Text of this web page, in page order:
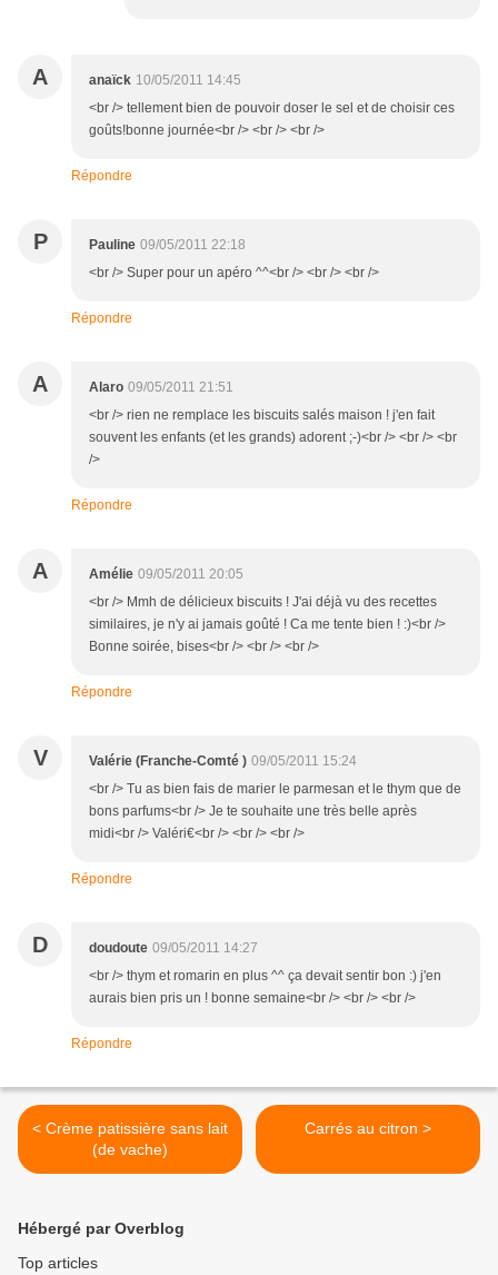
A anaïck 10/05/2011 14:45
<br /> tellement bien de pouvoir doser le sel et de choisir ces
goûts!bonne journée<br /> <br /> <br />
Répondre
P Pauline 09/05/2011 22:18
<br /> Super pour un apéro ^^<br /> <br /> <br />
Répondre
A Alaro 09/05/2011 21:51
<br /> rien ne remplace les biscuits salés maison ! j'en fait
souvent les enfants (et les grands) adorent ;-)<br /> <br /> <br
/>
Répondre
A Amélie 09/05/2011 20:05
<br /> Mmh de délicieux biscuits ! J'ai déjà vu des recettes
similaires, je n'y ai jamais goûté ! Ca me tente bien ! :)<br />
Bonne soirée, bises<br /> <br /> <br />
Répondre
V Valérie (Franche-Comté ) 09/05/2011 15:24
<br /> Tu as bien fais de marier le parmesan et le thym que de
bons parfums<br /> Je te souhaite une très belle après
midi<br /> Valéri€<br /> <br /> <br />
Répondre
D doudoute 09/05/2011 14:27
<br /> thym et romarin en plus ^^ ça devait sentir bon :) j'en
aurais bien pris un ! bonne semaine<br /> <br /> <br />
Répondre
< Crème patissière sans lait
(de vache)
Carrés au citron >
Hébergé par Overblog
Top articles